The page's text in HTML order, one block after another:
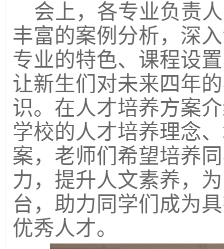
会上，各专业负责
丰富的案例分析，深
专业的特色、课程设
让新生们对未来四年
识。在人才培养方案
学校的人才培养理念
案，老师们希望培养
力，提升人文素养，
台，助力同学们成为
优秀人才。